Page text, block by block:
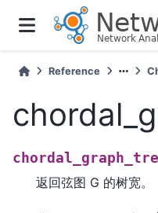
Reference
返回弦图 G 的树宽。